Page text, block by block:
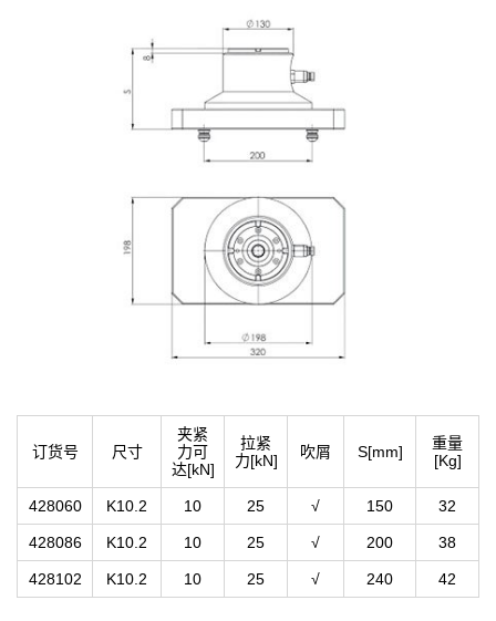
订货号 尺寸
夹紧
力可
达[kN]
拉紧
力[kN]
吹屑 S[mm]
重量
[Kg]
428060 K10.2 10 25 √ 150 32
428086 K10.2 10 25 √ 200 38
428102 K10.2 10 25 √ 240 42